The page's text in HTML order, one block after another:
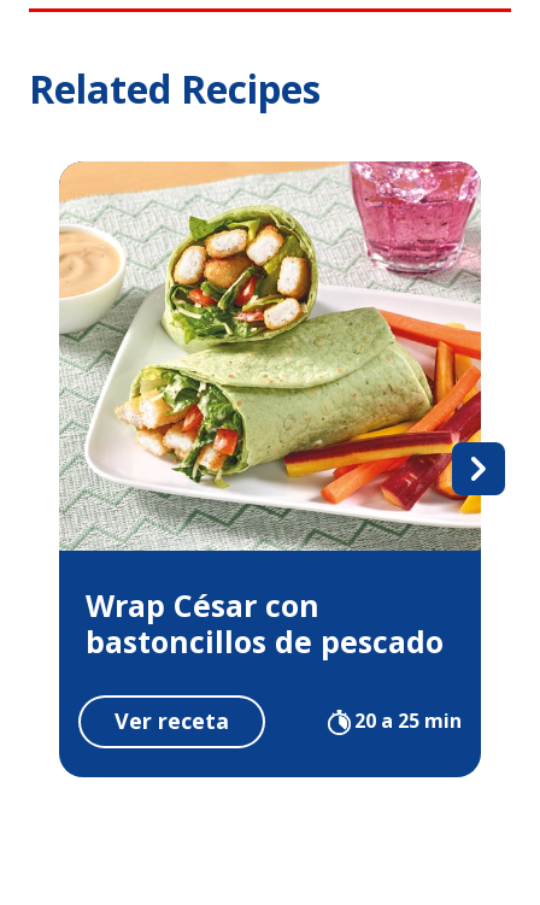
Related Recipes
Wrap César con
bastoncillos de pescado
Ver receta 20 a 25 min